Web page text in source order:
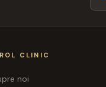
CLINIC
noi